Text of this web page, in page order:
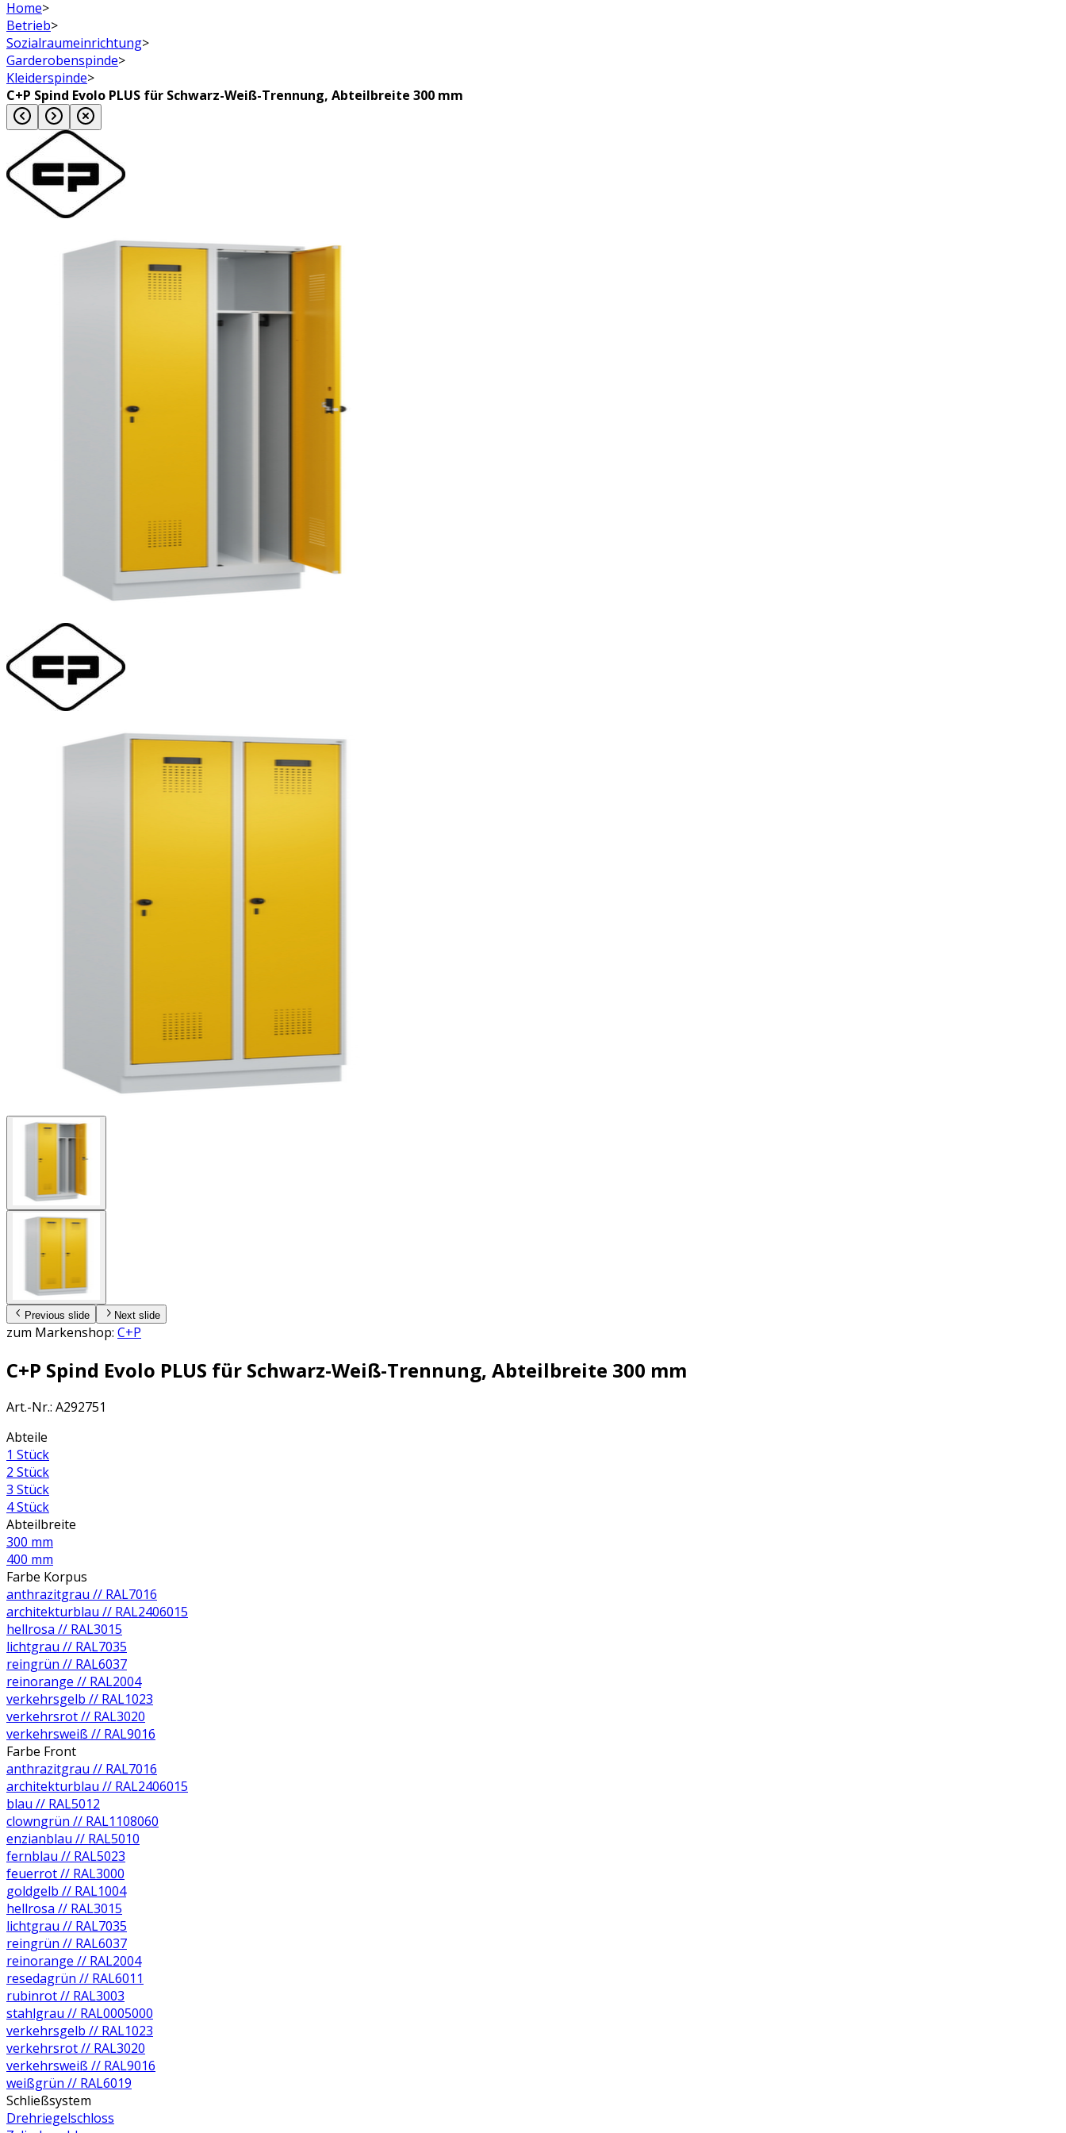
Home>
Betrieb>
Sozialraumeinrichtung>
Garderobenspinde>
Kleiderspinde>
C+P Spind Evolo PLUS für Schwarz-Weiß-Trennung, Abteilbreite 300 mm
Previous slide Next slide
zum Markenshop: C+P
C+P Spind Evolo PLUS für Schwarz-Weiß-Trennung, Abteilbreite 300 mm
Art.-Nr.: A292751
Abteile
1 Stück
2 Stück
3 Stück
4 Stück
Abteilbreite
300 mm
400 mm
Farbe Korpus
anthrazitgrau // RAL7016
architekturblau // RAL2406015
hellrosa // RAL3015
lichtgrau // RAL7035
reingrün // RAL6037
reinorange // RAL2004
verkehrsgelb // RAL1023
verkehrsrot // RAL3020
verkehrsweiß // RAL9016
Farbe Front
anthrazitgrau // RAL7016
architekturblau // RAL2406015
blau // RAL5012
clowngrün // RAL1108060
enzianblau // RAL5010
fernblau // RAL5023
feuerrot // RAL3000
goldgelb // RAL1004
hellrosa // RAL3015
lichtgrau // RAL7035
reingrün // RAL6037
reinorange // RAL2004
resedagrün // RAL6011
rubinrot // RAL3003
stahlgrau // RAL0005000
verkehrsgelb // RAL1023
verkehrsrot // RAL3020
verkehrsweiß // RAL9016
weißgrün // RAL6019
Schließsystem
Drehriegelschloss